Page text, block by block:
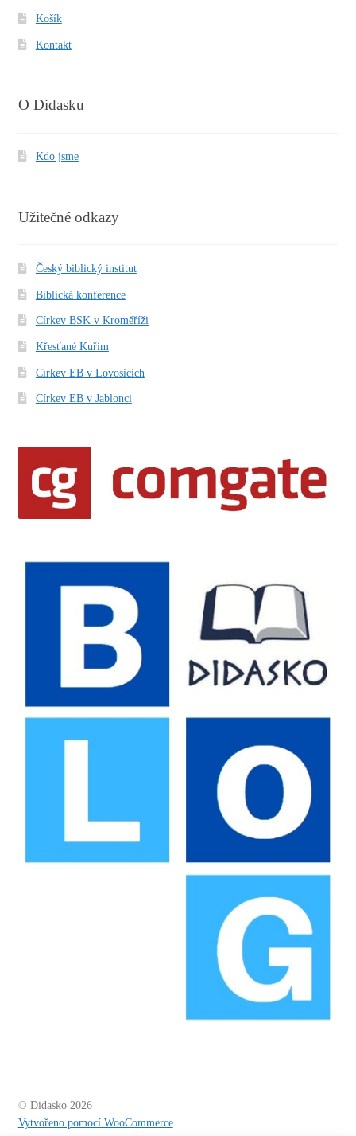
Košík
Kontakt
O Didasku
Kdo jsme
Užitečné odkazy
Český biblický institut
Biblická konference
Církev BSK v Kroměříži
Křesťané Kuřim
Církev EB v Lovosicích
Církev EB v Jablonci
© Didasko 2026
Vytvořeno pomocí WooCommerce.